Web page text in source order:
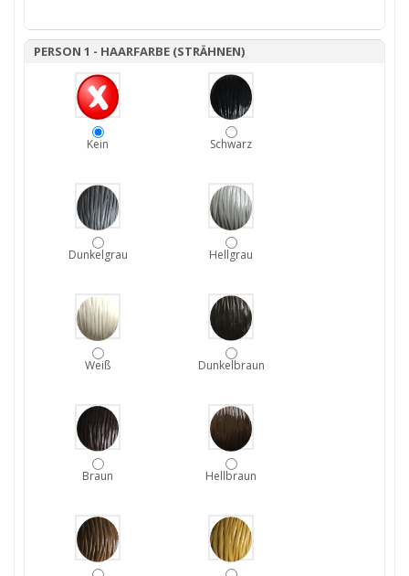
PERSON 1 - HAARFARBE (STRÄHNEN)
Kein Schwarz
Dunkelgrau Hellgrau
Weiß Dunkelbraun
Braun Hellbraun